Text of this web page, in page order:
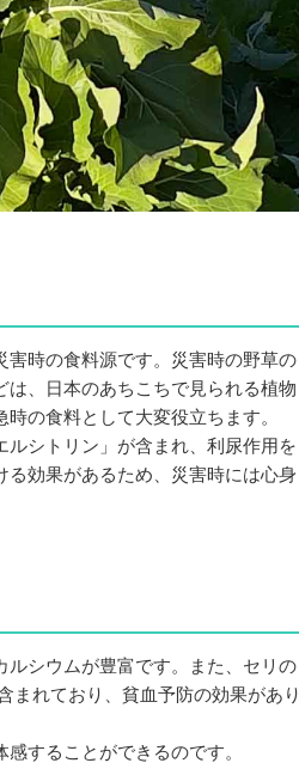
害時の食料源です。災害時の野草の
、日本のあちこちで見られる植物
の食料として大変役立ちます。
シトリン」が含まれ、利尿作用を
る効果があるため、災害時には心身
シウムが豊富です。また、セリの
まれており、貧血予防の効果があり
することができるのです。